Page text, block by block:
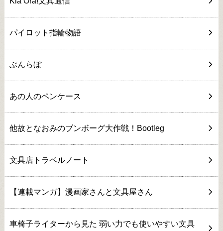
パイロット指輪物語
ぶんらぼ
あの人のペンケース
他故となおみのブンボーグ大作戦！Bootleg
文具店トラベルノート
【連載マンガ】漫画家さんと文具屋さん
車椅子ライターから見た 弱い力でも使いやすい文具